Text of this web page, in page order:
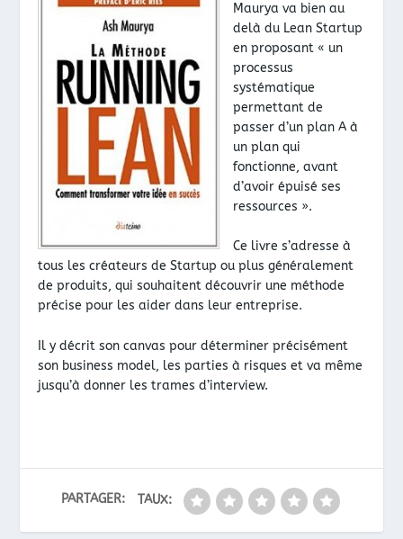
Maurya va bien au
delà du Lean Startup
en proposant « un
processus
systématique
permettant de
passer d’un plan A à
un plan qui
fonctionne, avant
d’avoir épuisé ses
ressources ».
Ce livre s’adresse à
tous les créateurs de Startup ou plus généralement
de produits, qui souhaitent découvrir une méthode
précise pour les aider dans leur entreprise.
Il y décrit son canvas pour déterminer précisément
son business model, les parties à risques et va même
jusqu’à donner les trames d’interview.
PARTAGER: TAUX: